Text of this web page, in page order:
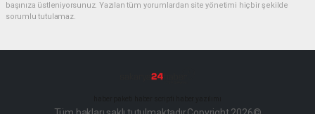
başınıza üstleniyorsunuz. Yazılan tüm yorumlardan site yönetimi hiçbir şekilde
sorumlu tutulamaz.